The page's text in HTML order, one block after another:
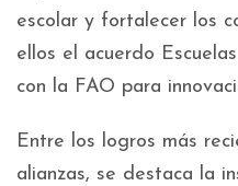
escolar y fortalecer los
ellos el acuerdo
con la FAO para
Entre los logros más
alianzas, se destaca la